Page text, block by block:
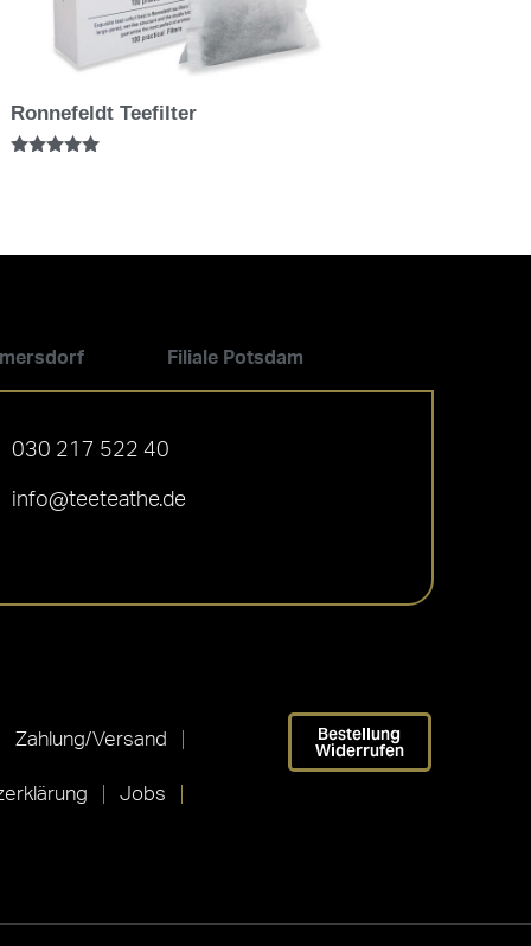
Ronnefeldt Teefilter
Filiale Potsdam
030 217 522 40
info@teeteathe.de
Zahlung/Versand
Jobs
Bestellung
Widerrufen